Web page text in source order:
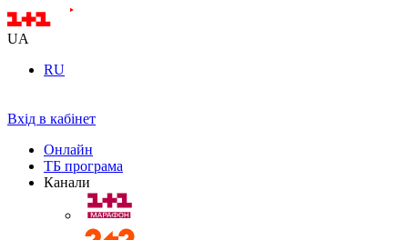
UA
RU
Вхід в кабінет
Онлайн
ТБ програма
Канали